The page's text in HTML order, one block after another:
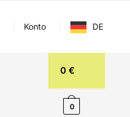
Konto DE
0€
0